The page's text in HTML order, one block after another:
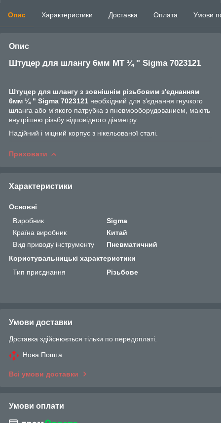
Опис Характеристики Доставка Оплата Умови
Опис
Штуцер для шлангу 6мм MT ¼ " Sigma 7023121
Штуцер для шлангу з зовнішнім різьбовим з'єднанням
6мм ¼ " Sigma 7023121 необхідний для з'єднання гнучкого
шланга або м'якого патрубка з пневмооборудованием, мають
внутрішню різьбу відповідного діаметру.
Надійний і міцний корпус з нікельованої сталі.
Приховати
Характеристики
Основні
Виробник
Sigma
Країна виробник
Китай
Вид приводу інструменту
Пневматичний
Користувальницькі характеристики
Тип приєднання
Різьбове
Умови доставки
Доставка здійснюється тільки по передоплаті.
Нова Пошта
Всі умови доставки
Умови оплати